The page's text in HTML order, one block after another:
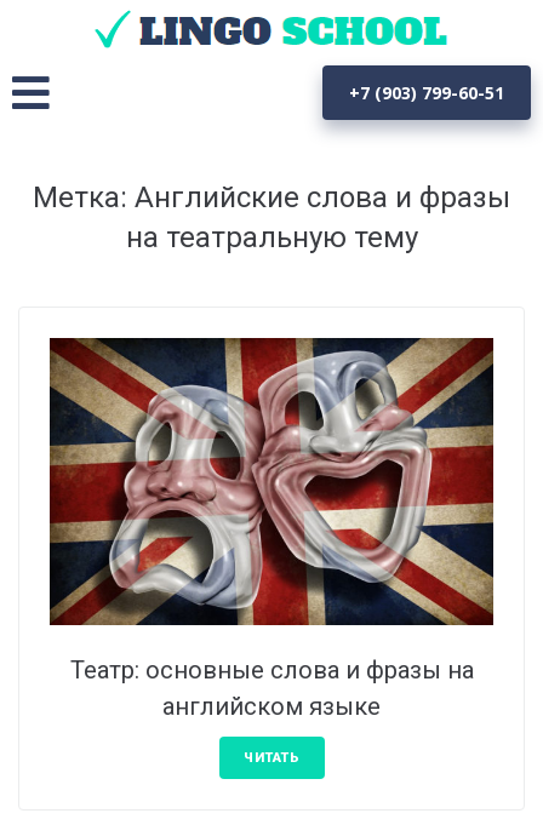
+7 (903) 799-60-51
Метка: Английские слова и фразы
на театральную тему
Театр: основные слова и фразы на
английском языке
ЧИТАТЬ